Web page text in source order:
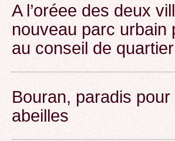
A l’oréee des deux
nouveau parc urbain
au conseil de quartier
Bouran, paradis pour
abeilles